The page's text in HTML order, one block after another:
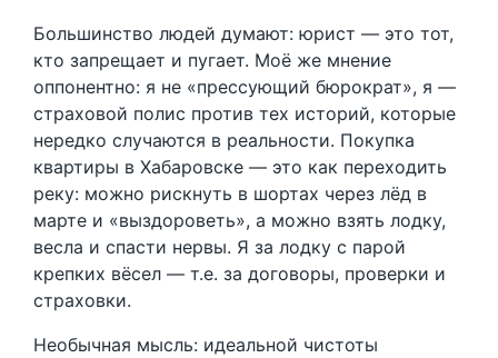
Большинство людей думают: юрист — это тот,
кто запрещает и пугает. Моё же мнение
оппонентно: я не «прессующий бюрократ», я —
страховой полис против тех историй, которые
нередко случаются в реальности. Покупка
квартиры в Хабаровске — это как переходить
реку: можно рискнуть в шортах через лёд в
марте и «выздороветь», а можно взять лодку,
весла и спасти нервы. Я за лодку с парой
крепких вёсел — т.е. за договоры, проверки и
страховки.
Необычная мысль: идеальной чистоты